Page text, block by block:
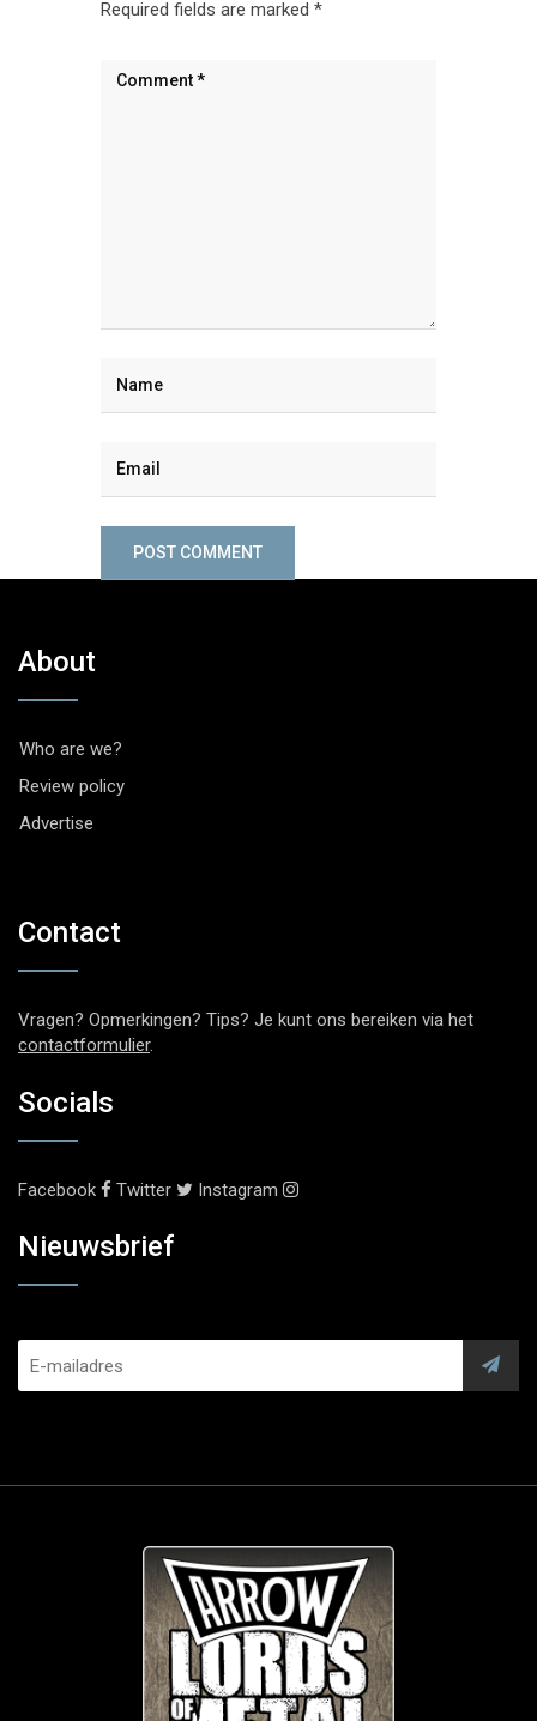
Required fields are marked *
About
Who are we?
Review policy
Advertise
Contact
Vragen? Opmerkingen? Tips? Je kunt ons bereiken via het
contactformulier.
Socials
Facebook Twitter Instagram
Nieuwsbrief